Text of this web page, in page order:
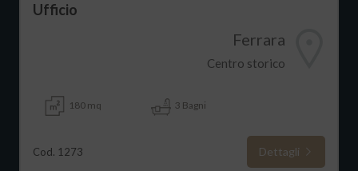
Ufficio
Ferrara
Centro storico
180 mq 3 Bagni
Cod. 1273 Dettagli